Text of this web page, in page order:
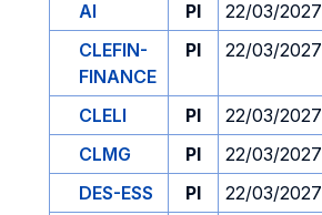
AI
PI 22/03/2027
CLEFIN-
FINANCE
PI 22/03/2027
CLELI PI 22/03/2027
CLMG
PI 22/03/2027
DES-ESS
PI 22/03/2027